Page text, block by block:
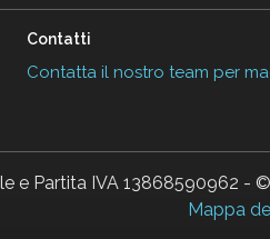
Contatti
Contatta il nostro team per
e Partita IVA 13868590962 -
Mappa